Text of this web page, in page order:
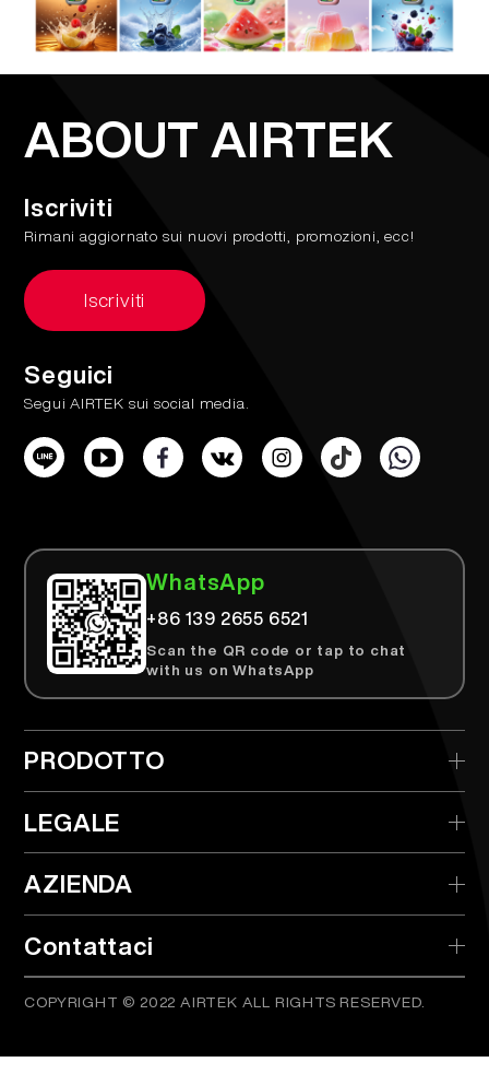
ABOUT AIRTEK
Iscriviti
Rimani aggiornato sui nuovi prodotti, promozioni, ecc!
Iscriviti
Seguici
Segui AIRTEK sui social media.
WhatsApp
+86 139 2655 6521
Scan the QR code or tap to chat
with us on WhatsApp
PRODOTTO
> AIRTEK Monouso
> AIRTEK Dispositivo Sostituibile
> AIRTEK Pods
LEGALE
> Politica sulla Privacy
> Termini e Condizioni
AZIENDA
> Distributore
> Verifica Prodotto
> Domande Frequenti
Contattaci
Email:info@airtekvape.com
Orario di servizio: 9:30-12:00, 13:30-19:00,
COPYRIGHT © 2022 AIRTEK ALL RIGHTS RESERVED.